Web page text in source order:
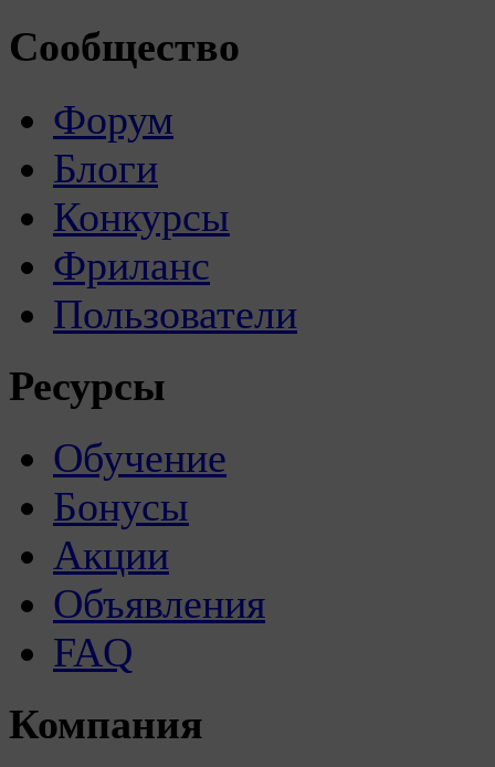
Сообщество
Форум
Блоги
Конкурсы
Фриланс
Пользователи
Ресурсы
Обучение
Бонусы
Акции
Объявления
FAQ
Компания